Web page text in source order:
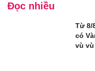
Đọc nhiều
Từ 8/
có
vù vù